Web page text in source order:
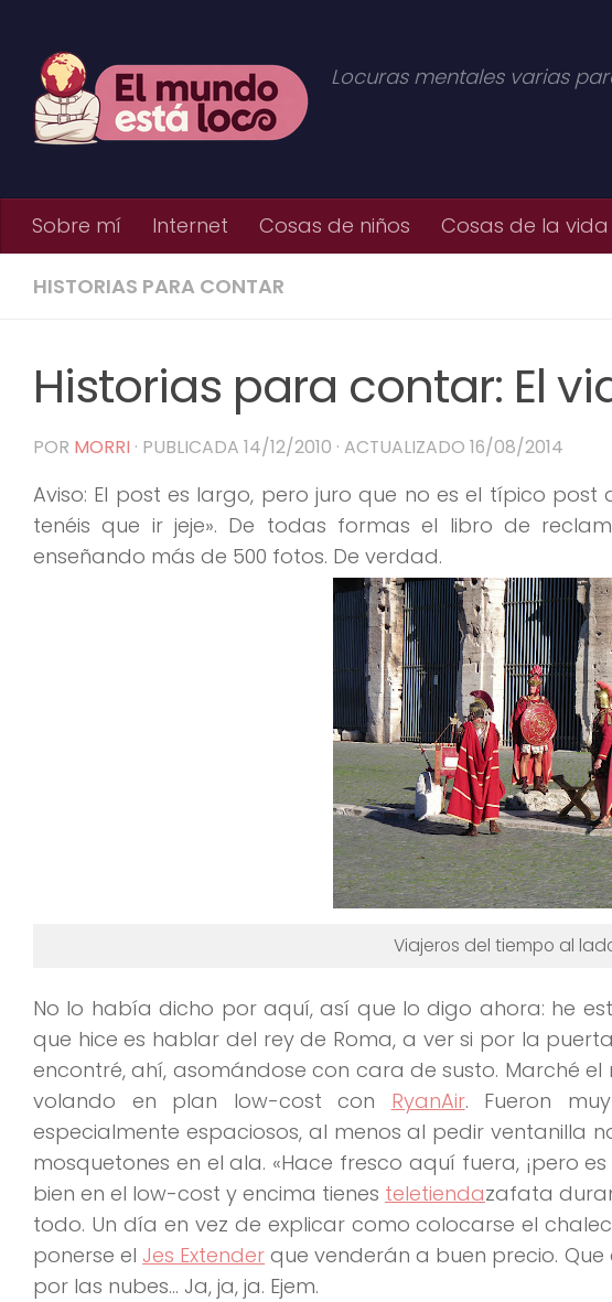
Locuras mentales varias
Sobre mí Internet Cosas de niños Cosas de la vida
HISTORIAS PARA CONTAR
Historias para contar: El
POR MORRI · PUBLICADA 14/12/2010 · ACTUALIZADO 16/08/2014
Aviso: El post es largo, pero juro que no es el típico
tenéis que ir jeje». De todas formas el libro de
enseñando más de 500 fotos. De verdad.
Viajeros del tiempo al
No lo había dicho por aquí, así que lo digo ahora: he
que hice es hablar del rey de Roma, a ver si por la
encontré, ahí, asomándose con cara de susto. Marché
volando en plan low-cost con RyanAir. Fueron
especialmente espaciosos, al menos al pedir ventanilla
mosquetones en el ala. «Hace fresco aquí fuera, ¡pero
bien en el low-cost y encima tienes teletiendazafata
todo. Un día en vez de explicar como colocarse el
ponerse el Jes Extender que venderán a buen precio.
por las nubes… Ja, ja, ja. Ejem.